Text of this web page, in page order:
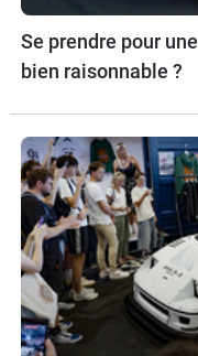
Se prendre pour
bien raisonnable ?